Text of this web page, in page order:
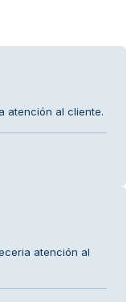
atención al cliente.
atención al